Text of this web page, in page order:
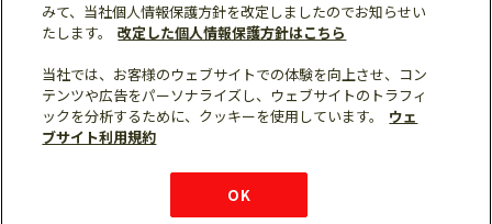
個人情報保護 利用規約
ご利用にあたって
サイトマップ
三菱電機トップ
みて、当社個人情報保護方針を改定しましたのでお知らせい
たします。
改定した個人情報保護方針はこちら
当社では、お客様のウェブサイトでの体験を向上させ、コン
テンツや広告をパーソナライズし、ウェブサイトのトラフィ
ックを分析するために、クッキーを使用しています。
ウェ
ブサイト利用規約
OK
チャットサービス